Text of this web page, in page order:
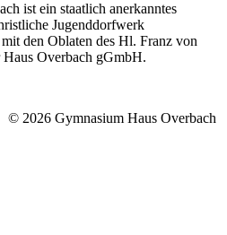
ist ein staatlich anerkanntes
Jugenddorfwerk
den Oblaten des Hl. Franz von
Haus Overbach gGmbH.
© 2026 Gymnasium Haus Overbach